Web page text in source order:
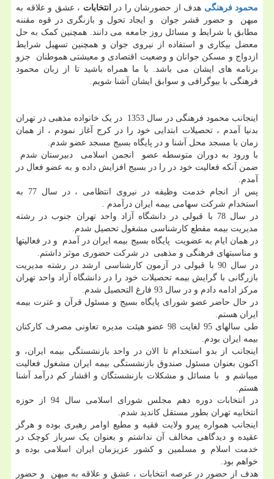
محمود فرهنگی هدف از حضورشان را در انتخابات ، عشق و علاقه به
میهن و حضور قشر جوان و ایجاد تحول و بازنگری در قوه مقننه
مطابق با شرایط و مسائل روز جامعه می دانند. همچنین کمک به حل
معضل بیکاری و استفاده از نیروی جوان و همچنین تسهیل شرایط
ازدواج و مسکن جوانان و وضعیت اقتصادی و معیشتی هموطنان جزو
برنامه های ایشان می باشد. با ما همراه باشید تا از زبان محمود
فرهنگی با بیوگرافی و سوابق ایشان آشنا شویم.
اینجانب محمود فرهنگی در سال 1353 در یک خانواده مذهبی در تهران
بدنیا آمدم ، تحصیلات ابتدایی خود را در کرج آغاز نمودم ، از همان
زمان با مسجد محل آشنا و در پایگاه بسیج مسجد عضو شدم.
با ورود به دوران متوسطه عضو انجمن اسلامی دبیرستان شدم
ضمن آنکه فعالیت خود در را در بسیج افزایش داده و به عضو فعال در
آمدم.
پس از انجام خدمت وظیفه در نیروی انتظامی ، در سال 77 به
استخدام شرکت سهامی بیمه ایران درآمدم .
در سال 78 با قبولی در دانشگاه آزاد واحد تهران جنوب در رشته
مدیریت بیمه مقطع کارشناسی مشغول تحصیل شدم.
در همان ایام به عضویت پایگاه بسیج بیمه ایران در آمدم و در فعالیتها
و مناسبتهای فرهنگی و مذهبی در شرکت حضوری موثر داشتم.
در سال 90 با قبولی در آزمون کارشناسی ارشد در رشته مدیریت
بازرگانی با گرایش بیمه تحصیلات خود را در دانشگاه آزاد واحد تهران
مرکز ادامه دادم و در سال 93 فارغ التحصیل شدم.
در حال حاضر عضو شورای پایگاه بسیج و مسئول قرآن و عترت بیمه
ایران هستم.
طی سالهای 95 لغایت 98 عضو هیئت مدیره تعاونی مصرف کارکنان
بیمه ایران بودم.
اینجانب از بدو استخدام تا الان در واحد بازنشستگی بیمه ایران، و
اکنون بعنوان مسئول صندوق بازنشستگی بیمه ایران مشغول فعالیت
میباشم و با مسائل و مشکلات بازنشستگان و اقشار کم درآمد آشنا
هستم.
در انتخابات دوره دهم مجلس شورای اسلامی سال 94 از حوزه
انتخابیه تهران بطور مستقل کاندید شدم.
اینجانب همواره پیرو ولایت فقیه و مطیع اوامر رهبری بوده و هرگز
عقیده و دیدگاهی مخالف آن نداشتم و بعنوان یک سرباز کوچک در
خدمت اسلام و مسلمین و کشور عزیزمان ایران اسلامی بوده و
خواهم بود.
هدف از حضور در عرصه انتخابات ، عشق و علاقه به میهن و حضور